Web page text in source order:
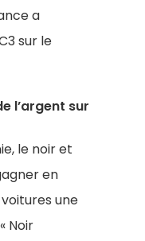
a
sur le
l’argent sur
le noir et
en
une
Noir